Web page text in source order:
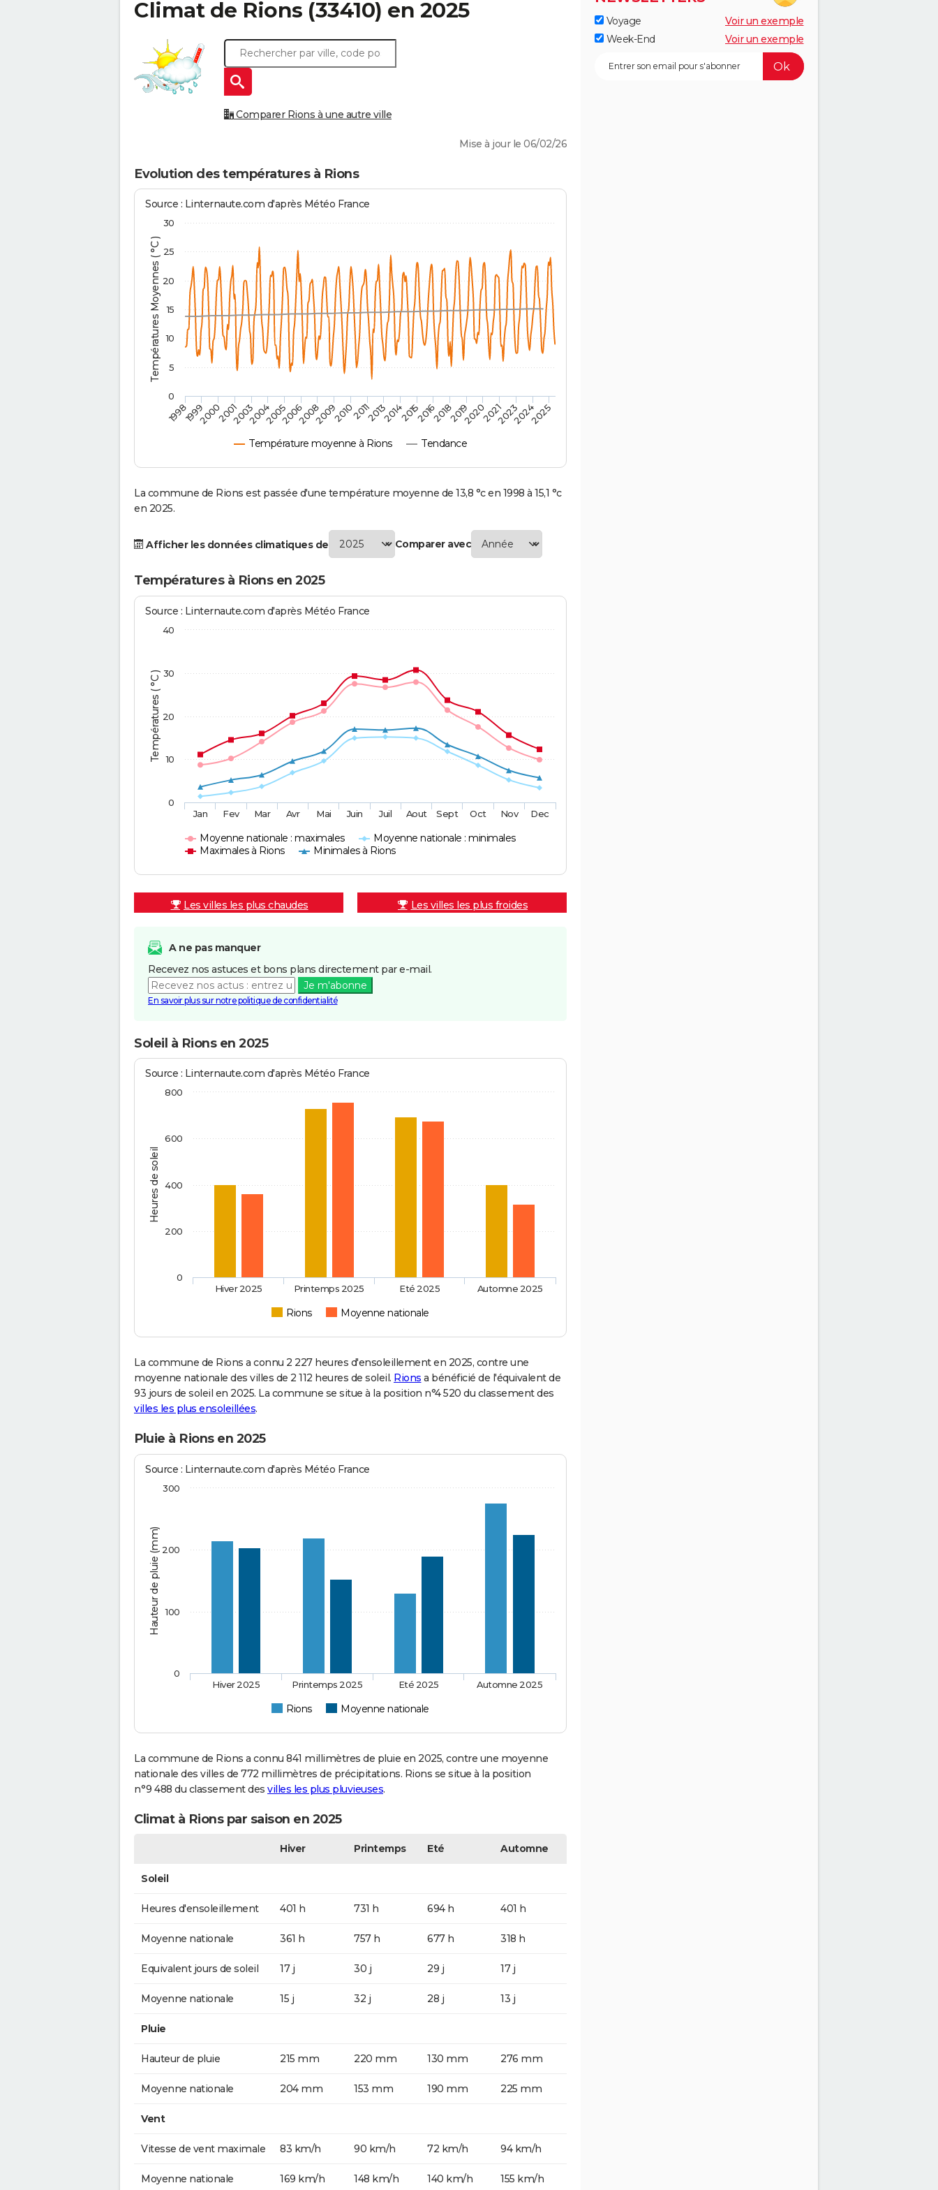
Climat de Rions (33410) en 2025
Comparer Rions à une autre ville
Mise à jour le 06/02/26
Evolution des températures à Rions
Températures Moyennes ( °C )
Source : Linternaute.com d'après Météo France
Température moyenne à Rions Tendance
1998 2014
199920002001200320042005200620082009201020112013 201520162018201920202021202320242025
0
5
10
15
20
25
30
La commune de Rions est passée d'une température moyenne de 13,8 °c en 1998 à 15,1 °c
en 2025.
Afficher les données climatiques de Comparer avec
Températures à Rions en 2025
Températures ( °C )
Source : Linternaute.com d'après Météo France
Moyenne nationale : maximales
Moyenne nationale : minimales
Maximales à Rions
Minimales à Rions
Jan Fev Mar Avr Mai Juin Juil Aout Sept Oct Nov Dec
0
10
20
30
40
Les villes les plus chaudes Les villes les plus froides
A ne pas manquer
Recevez nos astuces et bons plans directement par e-mail.
Je m'abonne
En savoir plus sur notre politique de confidentialité
Soleil à Rions en 2025
Heures de soleil
Source : Linternaute.com d'après Météo France
Rions Moyenne nationale
Hiver 2025 Printemps 2025 Eté 2025 Automne 2025
0
200
400
600
800
La commune de Rions a connu 2 227 heures d'ensoleillement en 2025, contre une
moyenne nationale des villes de 2 112 heures de soleil. Rions a bénéficié de l'équivalent de
93 jours de soleil en 2025. La commune se situe à la position n°4 520 du classement des
villes les plus ensoleillées.
Pluie à Rions en 2025
Hauteur de pluie (mm)
Source : Linternaute.com d'après Météo France
Rions Moyenne nationale
Hiver 2025 Printemps 2025 Eté 2025 Automne 2025
0
100
200
300
La commune de Rions a connu 841 millimètres de pluie en 2025, contre une moyenne
nationale des villes de 772 millimètres de précipitations. Rions se situe à la position
n°9 488 du classement des villes les plus pluvieuses.
Climat à Rions par saison en 2025
Hiver Printemps Eté Automne
Soleil
Heures d'ensoleillement 401 h 731 h 694 h 401 h
Moyenne nationale 361 h 757 h 677 h 318 h
Equivalent jours de soleil 17 j 30 j 29 j 17 j
Moyenne nationale 15 j 32 j 28 j 13 j
Pluie
Hauteur de pluie 215 mm 220 mm 130 mm 276 mm
Moyenne nationale 204 mm 153 mm 190 mm 225 mm
Vent
Vitesse de vent maximale 83 km/h 90 km/h 72 km/h 94 km/h
Moyenne nationale 169 km/h 148 km/h 140 km/h 155 km/h
Voyage
Voir un exemple
Week-End
Voir un exemple